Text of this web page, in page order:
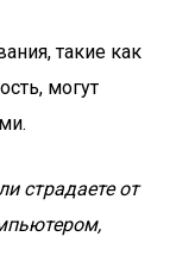
такие как
могут
страдаете от